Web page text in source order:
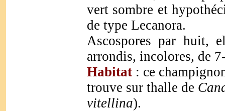
vert sombre et
de type Lecanora.
Ascospores par huit,
arrondis, incolores, de
Habitat : ce
trouve sur thalle de
vitellina).